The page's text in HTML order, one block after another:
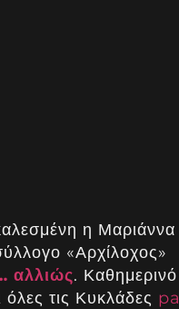
η
«Αρχίλοχος»
αλλιώς.
όλες τις Κυκλάδες